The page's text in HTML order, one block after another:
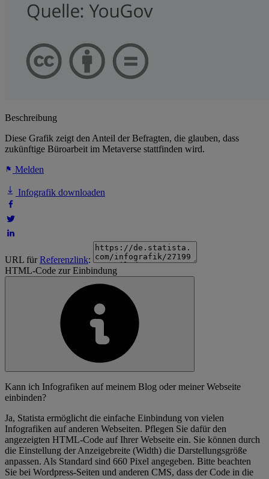
Beschreibung
Diese Grafik zeigt den Anteil der Befragten, die glauben, dass
zukünftige Büroarbeit im Metaverse stattfinden wird.
Melden
Infografik downloaden
URL fürReferenzlink:
HTML-Code zur Einbindung
Kann ich Infografiken auf meinem Blog oder meiner Webseite
einbinden?
Ja, Statista ermöglicht die einfache Einbindung von vielen
Infografiken auf anderen Webseiten. Pflegen Sie dafür den
angezeigten HTML-Code auf Ihrer Webseite ein. Sie können durch
die Einstellung der Anzeigebreite (Width) die Darstellungsgröße
anpassen. Als Standard sind 660 Pixel angegeben. Bitte beachten
Sie bei Wordpress-Seiten und anderen CMS, dass der Code in die